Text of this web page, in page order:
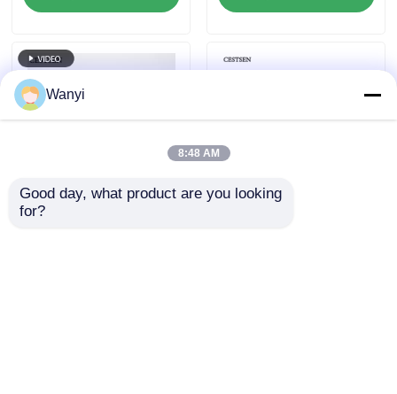
เครื่องตรวจวัดการแผ่รังสีอินฟราเรด
Wanyi
8:48 AM
Good day, what product are you looking
for?